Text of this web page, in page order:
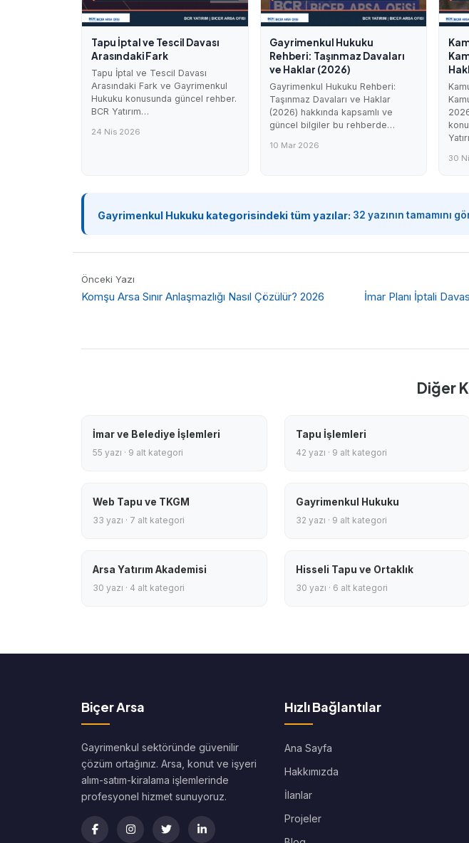
Tapu İptal ve Tescil Davası
Arasındaki Fark
Tapu İptal ve Tescil Davası
Arasındaki Fark ve Gayrimenkul
Hukuku konusunda güncel rehber.
BCR Yatırım…
24 Nis 2026
Gayrimenkul Hukuku
Rehberi: Taşınmaz Davaları
ve Haklar (2026)
Gayrimenkul Hukuku Rehberi:
Taşınmaz Davaları ve Haklar
(2026) hakkında kapsamlı ve
güncel bilgiler bu rehberde…
10 Mar 2026
30
Gayrimenkul Hukuku kategorisindeki tüm yazılar: 32 yazının tamamını
Önceki Yazı
Komşu Arsa Sınır Anlaşmazlığı Nasıl Çözülür? 2026 İmar Planı İptali
Diğer
İmar ve Belediye İşlemleri
55 yazı · 9 alt kategori
Tapu İşlemleri
42 yazı · 9 alt kategori
Web Tapu ve TKGM
33 yazı · 7 alt kategori
Gayrimenkul Hukuku
32 yazı · 9 alt kategori
Arsa Yatırım Akademisi
30 yazı · 4 alt kategori
Hisseli Tapu ve Ortaklık
30 yazı · 6 alt kategori
Biçer Arsa
Gayrimenkul sektöründe güvenilir
çözüm ortağınız. Arsa, konut ve işyeri
alım-satım-kiralama işlemlerinde
profesyonel hizmet sunuyoruz.
Hızlı Bağlantılar
Ana Sayfa
Hakkımızda
İlanlar
Projeler